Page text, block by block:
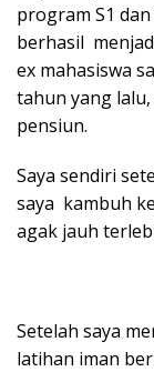
program S1
berhasil
ex mahasiswa
tahun yang
pensiun.
Saya sendiri
saya kambuh
agak jauh
Setelah saya
latihan iman